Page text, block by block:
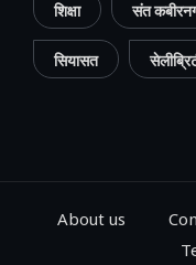
शिक्षा संत
सियासत
About us